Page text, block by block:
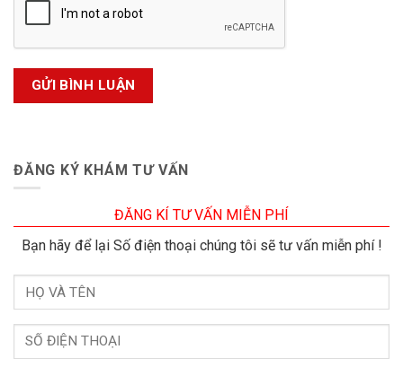
ĐĂNG KÝ KHÁM TƯ VẤN
ĐĂNG KÍ TƯ VẤN MIỄN PHÍ
Bạn hãy để lại Số điện thoại chúng tôi sẽ tư vấn miễn phí !